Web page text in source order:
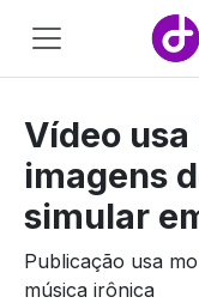
Pular para o
Main
Navigation
Vídeo
imagens
simular
Publicação usa
música irônica